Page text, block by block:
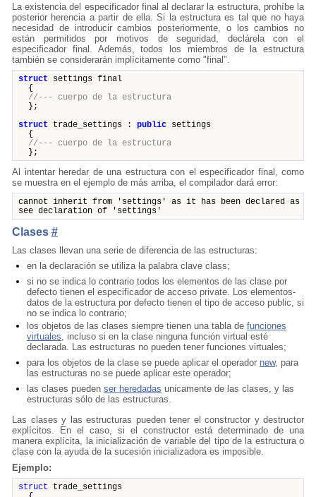
La existencia del especificador final al declarar la estructura, prohíbe la
posterior herencia a partir de ella. Si la estructura es tal que no haya
necesidad de introducir cambios posteriormente, o los cambios no
están permitidos por motivos de seguridad, declárela con el
especificador final. Además, todos los miembros de la estructura
también se considerarán implícitamente como "final".
struct settings final
{
//--- cuerpo de la estructura
};
struct
trade_settings : public settings
{
//--- cuerpo de la estructura
};
Al intentar heredar de una estructura con el especificador final, como
se muestra en el ejemplo de más arriba, el compilador dará error:
cannot inherit from 'settings' as it has been declared as
see declaration of 'settings'
Clases #
Las clases llevan una serie de diferencia de las estructuras:
en la declaración se utiliza la palabra clave class;
si no se indica lo contrario todos los elementos de las clase por
defecto tienen el especificador de acceso private. Los elementos-
datos de la estructura por defecto tienen el tipo de acceso public, si
no se indica lo contrario;
los objetos de las clases siempre tienen una tabla de funciones
virtuales , incluso si en la clase ninguna función virtual esté
declarada. Las estructuras no pueden tener funciones virtuales;
para los objetos de la clase se puede aplicar el operador new, para
las estructuras no se puede aplicar este operador;
las clases pueden ser heredadas unicamente de las clases, y las
estructuras sólo de las estructuras.
Las clases y las estructuras pueden tener el constructor y destructor
explícitos. En el caso, si el constructor está determinado de una
manera explícita, la inicialización de variable del tipo de la estructura o
clase con la ayuda de la sucesión inicializadora es imposible.
Ejemplo:
struct trade_settings